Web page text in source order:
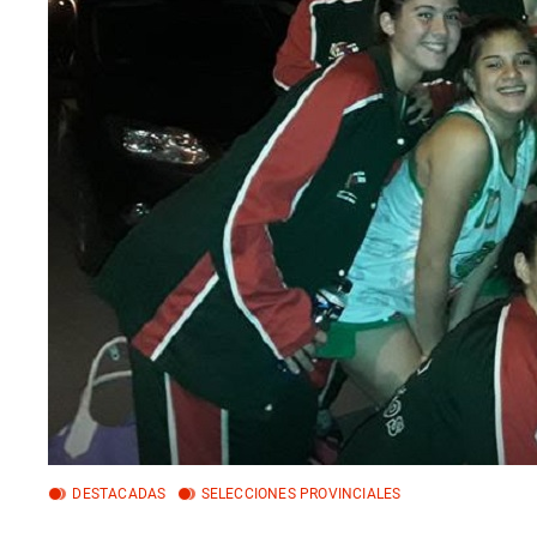
DESTACADAS SELECCIONES PROVINCIALES